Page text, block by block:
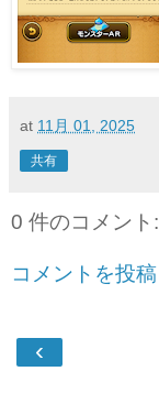
at 11月 01, 2025
共有
0 件のコメント:
コメントを投稿
‹